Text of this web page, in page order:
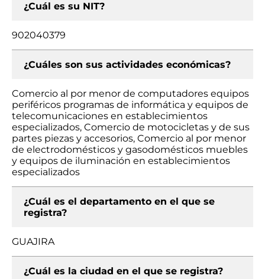
¿Cuál es su NIT?
902040379
¿Cuáles son sus actividades económicas?
Comercio al por menor de computadores equipos
periféricos programas de informática y equipos de
telecomunicaciones en establecimientos
especializados, Comercio de motocicletas y de sus
partes piezas y accesorios, Comercio al por menor
de electrodomésticos y gasodomésticos muebles
y equipos de iluminación en establecimientos
especializados
¿Cuál es el departamento en el que se
registra?
GUAJIRA
¿Cuál es la ciudad en el que se registra?